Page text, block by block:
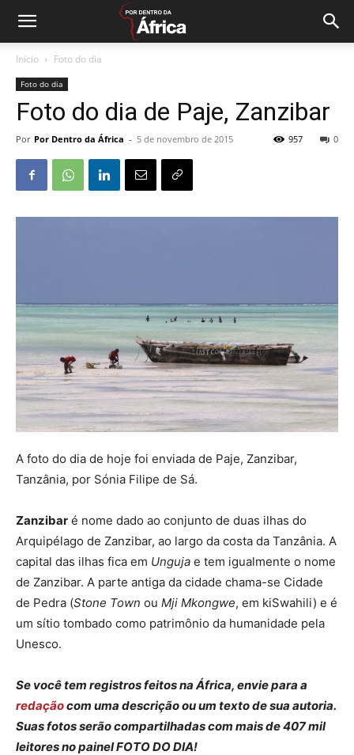
Início Foto do dia
Foto do dia
Foto do dia de Paje, Zanzibar
Por Por Dentro da África - 5 de novembro de 2015 0
957
A foto do dia de hoje foi enviada de Paje, Zanzibar,
Tanzânia, por Sónia Filipe de Sá.
Zanzibar é nome dado ao conjunto de duas ilhas do
Arquipélago de Zanzibar, ao largo da costa da Tanzânia. A
capital das ilhas fica em Unguja e tem igualmente o nome
de Zanzibar. A parte antiga da cidade chama-se Cidade
de Pedra (Stone Town ou Mji Mkongwe, em kiSwahili) e é
um sítio tombado como patrimônio da humanidade pela
Unesco.
Se você tem registros feitos na África, envie para a
redaçãocom uma descrição ou um texto de sua autoria.
Suas fotos serão compartilhadas com mais de 407 mil
leitores no painel FOTO DO DIA!